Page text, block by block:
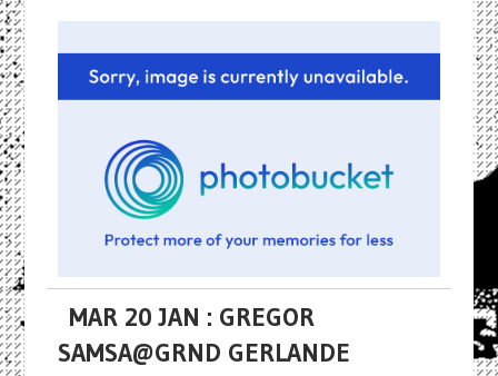
MAR 20 JAN : GREGOR
SAMSA@GRND GERLANDE